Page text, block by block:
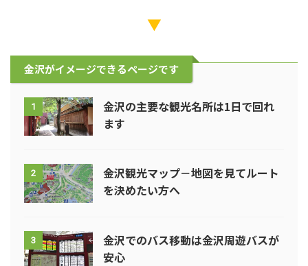
▼
金沢がイメージできるページです
1
金沢の主要な観光名所は1日で回れ
ます
2
金沢観光マップ－地図を見てルート
を決めたい方へ
3
金沢でのバス移動は金沢周遊バスが
安心